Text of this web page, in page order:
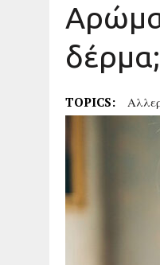
δέρμα;
TOPICS: